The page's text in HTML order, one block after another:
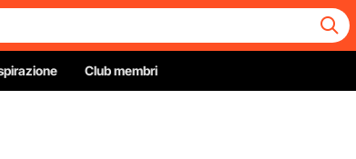
Club membri